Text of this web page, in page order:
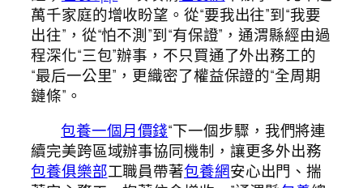
萬千家庭的增收盼望。從“要我出往”到“我要
出往”，從“怕不測”到“有保證”，通渭縣經由過
程深化“三包”辦事，不只買通了外出務工的
“最后一公里”，更織密了權益保證的“全周期
鏈條”。
包養一個月價錢“下一個步驟，我們將連
續完美跨區域辦事協同機制，讓更多外出務
包養俱樂部工職員帶著包養網安心出門、揣